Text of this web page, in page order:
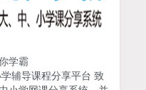
》2025-2026七八九
版《浙大优辅》数学公
辅导课程分享平台 致